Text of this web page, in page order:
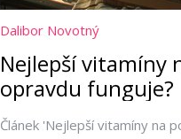
Dalibor Novotný
Nejlepší vitamíny
opravdu funguje?
Článek 'Nejlepší vitamíny na